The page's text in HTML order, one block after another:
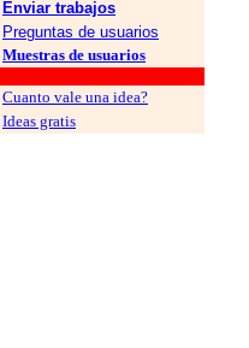
Enviar trabajos
Preguntas de usuarios
Muestras de usuarios
Cuanto vale una idea?
Ideas gratis